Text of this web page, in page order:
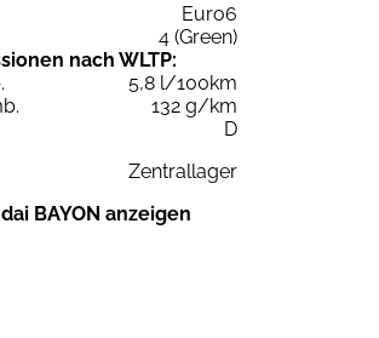
Euro6
4 (Green)
nach WLTP:
5,8 l/100km
132 g/km
D
Zentrallager
BAYON anzeigen